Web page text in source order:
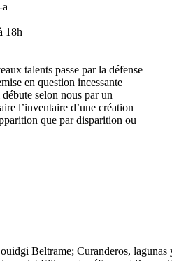
18h
talents passe par la défense
en question incessante
selon nous par un
l’inventaire d’une création
que par disparition ou
Beltrame; Curanderos, lagunas